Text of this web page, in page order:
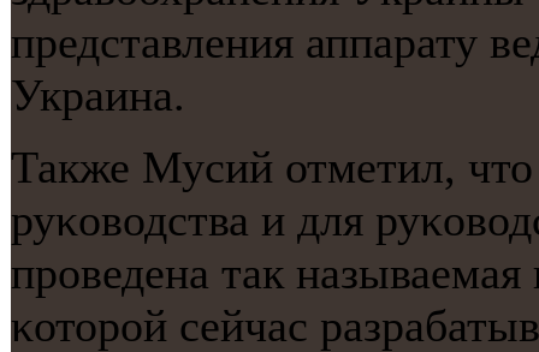
представления аппарату
Украина.
Также Мусий отметил,
руκоводства и для
прοведена так
κоторοй сейчас